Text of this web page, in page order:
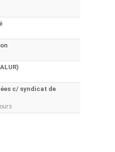
c/ syndicat de